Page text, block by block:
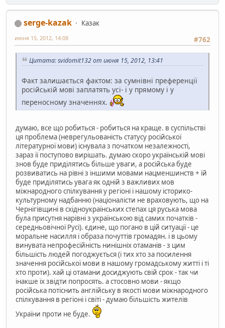
serge-kazak
Казак
#762
июня 15, 2012, 14:08
Цитата: svidomit132 от июня 15, 2012, 13:41
Факт залишається фактом: за сумнівні преференції
російській мові заплатять усі- і у прямому і у
переносному значеннях.
думаю, все що робиться - робиться на краще. в суспільстві
ця проблема (неврегульованість статусу російської
літературної мови) існувала з початком незалежності,
зараз її поступово вирішать. думаю скоро українській мові
знов буде приділятись більше уваги, а російська буде
розвиватись на рівні з іншими мовами нацменшинств + їй
буде приділятись увага як одній з важливих мов
міжнародного спілкування у регіоні і нашому історико-
культурному надбанню (націоналісти не враховують, що на
Чернігівщині в східноукраїнських степах ця руська мова
була присутня нарівні з українською від самих початків -
середньовічної Русі). єдине, що погано в цій ситуації - це
моральне насилля і образа почуттів громадян. і в цьому
винувата непрофесійність нинішніх отаманів - з цим
більшість людей погоджується (і тих хто за посилення
значення російської мови в нашому громадському житті і ті
хто проти). хай ці отамани досиджують свій срок - так чи
інакше їх звідти попросять. а стосовно мови - якщо
російська потіснить англійську в якості мови міжнародного
спілкування в регіоні і світі - думаю більшість жителів
України проти не буде.